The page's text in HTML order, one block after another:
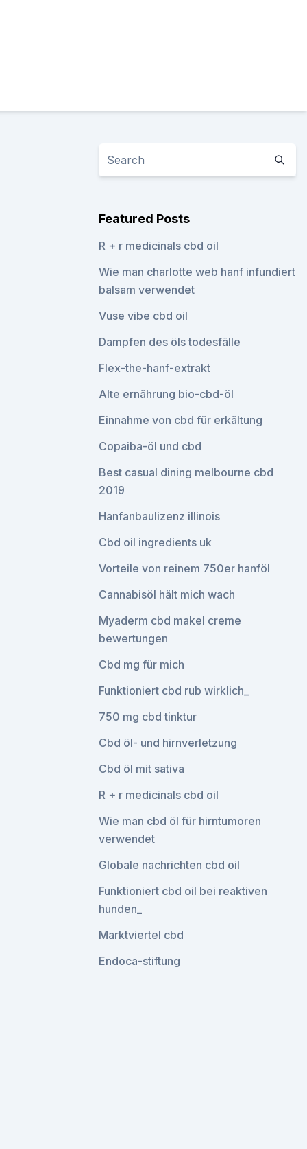
Featured Posts
R + r medicinals cbd oil
Wie man charlotte web hanf infundiert
balsam verwendet
Vuse vibe cbd oil
Dampfen des öls todesfälle
Flex-the-hanf-extrakt
Alte ernährung bio-cbd-öl
Einnahme von cbd für erkältung
Copaiba-öl und cbd
Best casual dining melbourne cbd
2019
Hanfanbaulizenz illinois
Cbd oil ingredients uk
Vorteile von reinem 750er hanföl
Cannabisöl hält mich wach
Myaderm cbd makel creme
bewertungen
Cbd mg für mich
Funktioniert cbd rub wirklich_
750 mg cbd tinktur
Cbd öl- und hirnverletzung
Cbd öl mit sativa
R + r medicinals cbd oil
Wie man cbd öl für hirntumoren
verwendet
Globale nachrichten cbd oil
Funktioniert cbd oil bei reaktiven
hunden_
Marktviertel cbd
Endoca-stiftung